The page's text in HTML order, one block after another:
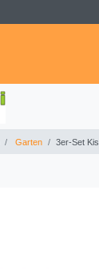
Garten 3er-Set